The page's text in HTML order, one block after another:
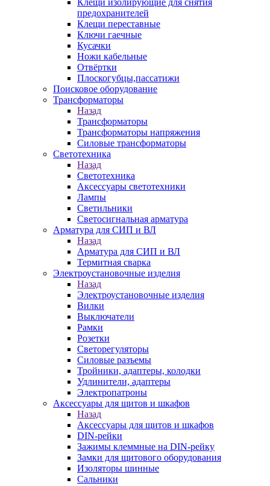
Клещи изолирующие для снятия
предохранителей
Клещи переставные
Ключи гаечные
Кусачки
Ножи кабельные
Отвёртки
Плоскогубцы,пассатижи
Поисковое оборудование
Трансформаторы
Назад
Трансформаторы
Трансформаторы напряжения
Силовые трансформаторы
Светотехника
Назад
Светотехника
Аксессуары светотехники
Лампы
Светильники
Светосигнальная арматура
Арматура для СИП и ВЛ
Назад
Арматура для СИП и ВЛ
Термитная сварка
Электроустановочные изделия
Назад
Электроустановочные изделия
Вилки
Выключатели
Рамки
Розетки
Светорегуляторы
Силовые разъемы
Тройники, адаптеры, колодки
Удлинители, адаптеры
Электропатроны
Аксессуары для щитов и шкафов
Назад
Аксессуары для щитов и шкафов
DIN-рейки
Зажимы клеммные на DIN-рейку
Замки для щитового оборудования
Изоляторы шинные
Сальники